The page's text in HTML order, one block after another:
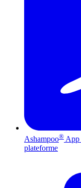
Ashampoo® App
plateforme